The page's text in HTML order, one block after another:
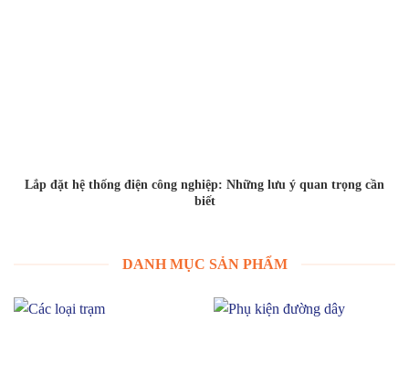
Lắp đặt hệ thống điện công nghiệp: Những lưu ý quan trọng cần
biết
DANH MỤC SẢN PHẨM